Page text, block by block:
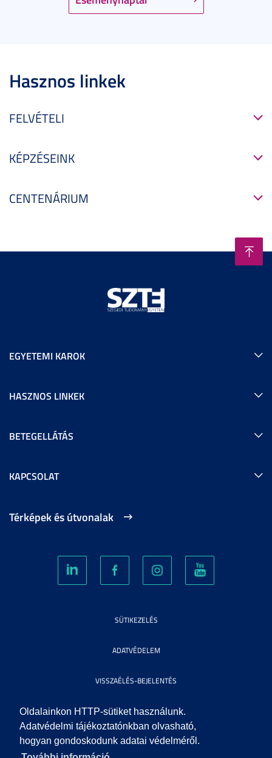
Oldalainkon HTTP-sütiket használunk.
Adatvédelmi tájékoztatónkban olvasható,
hogyan gondoskodunk adatai védelméről.
Hasznos linkek
FELVÉTELI
KÉPZÉSEINK
CENTENÁRIUM
EGYETEMI KAROK
HASZNOS LINKEK
BETEGELLÁTÁS
KAPCSOLAT
Térképek és útvonalak
SÜTIKEZELÉS
ADATVÉDELEM
VISSZAÉLÉS-BEJELENTÉS
KÖZÉRDEKŰ ADATOK
IMPRESSZUM